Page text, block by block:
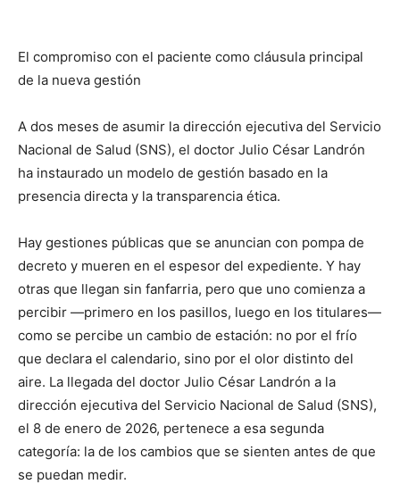
El compromiso con el paciente como cláusula principal
de la nueva gestión
A dos meses de asumir la dirección ejecutiva del Servicio
Nacional de Salud (SNS), el doctor Julio César Landrón
ha instaurado un modelo de gestión basado en la
presencia directa y la transparencia ética.
Hay gestiones públicas que se anuncian con pompa de
decreto y mueren en el espesor del expediente. Y hay
otras que llegan sin fanfarria, pero que uno comienza a
percibir —primero en los pasillos, luego en los titulares—
como se percibe un cambio de estación: no por el frío
que declara el calendario, sino por el olor distinto del
aire. La llegada del doctor Julio César Landrón a la
dirección ejecutiva del Servicio Nacional de Salud (SNS),
el 8 de enero de 2026, pertenece a esa segunda
categoría: la de los cambios que se sienten antes de que
se puedan medir.